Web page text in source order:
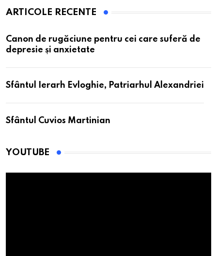
ARTICOLE RECENTE
Canon de rugăciune pentru cei care suferă de
depresie și anxietate
Sfântul Ierarh Evloghie, Patriarhul Alexandriei
Sfântul Cuvios Martinian
YOUTUBE